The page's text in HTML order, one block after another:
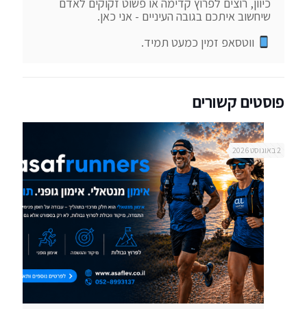
ווטסאפ זמין כמעט תמיד.
פוסטים קשורים
2 באוגוסט 2026